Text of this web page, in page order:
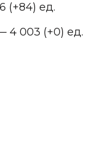
(+84) ед.
4 003 (+0) ед.